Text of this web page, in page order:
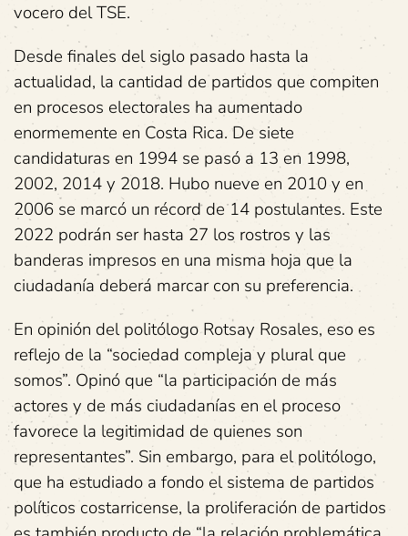
vocero del TSE.
Desde finales del siglo pasado hasta la
actualidad, la cantidad de partidos que compiten
en procesos electorales ha aumentado
enormemente en Costa Rica. De siete
candidaturas en 1994 se pasó a 13 en 1998,
2002, 2014 y 2018. Hubo nueve en 2010 y en
2006 se marcó un récord de 14 postulantes. Este
2022 podrán ser hasta 27 los rostros y las
banderas impresos en una misma hoja que la
ciudadanía deberá marcar con su preferencia.
En opinión del politólogo Rotsay Rosales, eso es
reflejo de la “sociedad compleja y plural que
somos”. Opinó que “la participación de más
actores y de más ciudadanías en el proceso
favorece la legitimidad de quienes son
representantes”. Sin embargo, para el politólogo,
que ha estudiado a fondo el sistema de partidos
políticos costarricense, la proliferación de partidos